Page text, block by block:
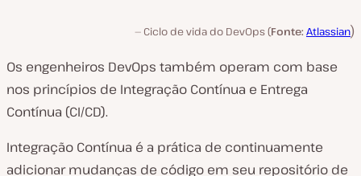
Ciclo de vida do DevOps (Fonte: Atlassian)
Os engenheiros DevOps também operam com base
nos princípios de Integração Contínua e Entrega
Contínua (CI/CD).
Integração Contínua é a prática de continuamente
adicionar mudanças de código em seu repositório de